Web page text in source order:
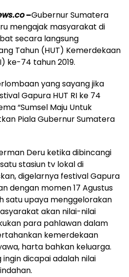
–Gubernur Sumatera
mengajak masyarakat di
secara langsung
Tahun (HUT) Kemerdekaan
ke-74 tahun 2019.
yang sayang jika
Gapura HUT RI ke 74
“Sumsel Maju Untuk
Piala Gubernur Sumatera
Deru ketika dibincangi
stasiun tv lokal di
digelarnya festival Gapura
dengan momen 17 Agustus
satu upaya menggelorakan
akan nilai-nilai
para pahlawan dalam
kemerdekaan
harta bahkan keluarga.
dicapai adalah nilai